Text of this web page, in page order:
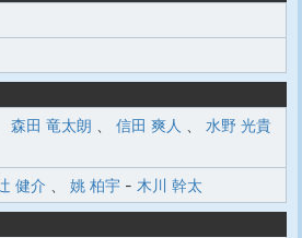
森田 竜太朗 信田 爽人
水野 光貴
健介 姚 柏宇 - 木川 幹太